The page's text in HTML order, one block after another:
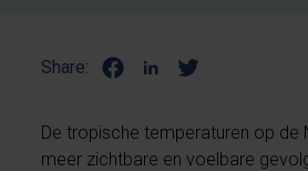
Share:
De tropische temperaturen op de
meer zichtbare en voelbare